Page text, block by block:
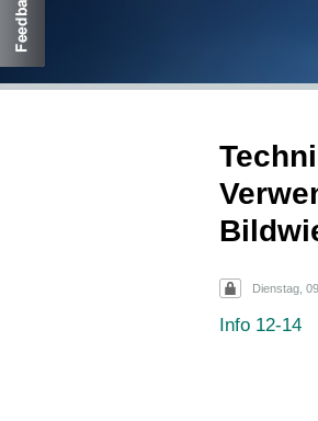
Dienstag,
Info 12-14